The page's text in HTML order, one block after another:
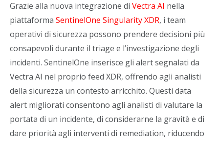
Grazie alla nuova integrazione di Vectra AI nella
piattaforma SentinelOne Singularity XDR, i team
operativi di sicurezza possono prendere decisioni più
consapevoli durante il triage e l’investigazione degli
incidenti. SentinelOne inserisce gli alert segnalati da
Vectra AI nel proprio feed XDR, offrendo agli analisti
della sicurezza un contesto arricchito. Questi data
alert migliorati consentono agli analisti di valutare la
portata di un incidente, di considerarne la gravità e di
dare priorità agli interventi di remediation, riducendo